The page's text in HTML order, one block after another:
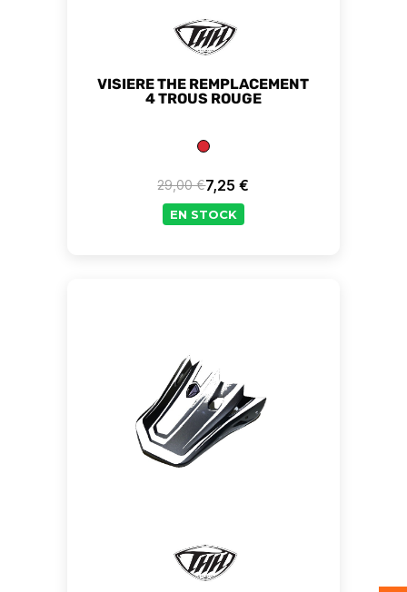
VISIERE THE REMPLACEMENT
4 TROUS ROUGE
Prix de base
29,00 €Prix
7,25 €
EN STOCK